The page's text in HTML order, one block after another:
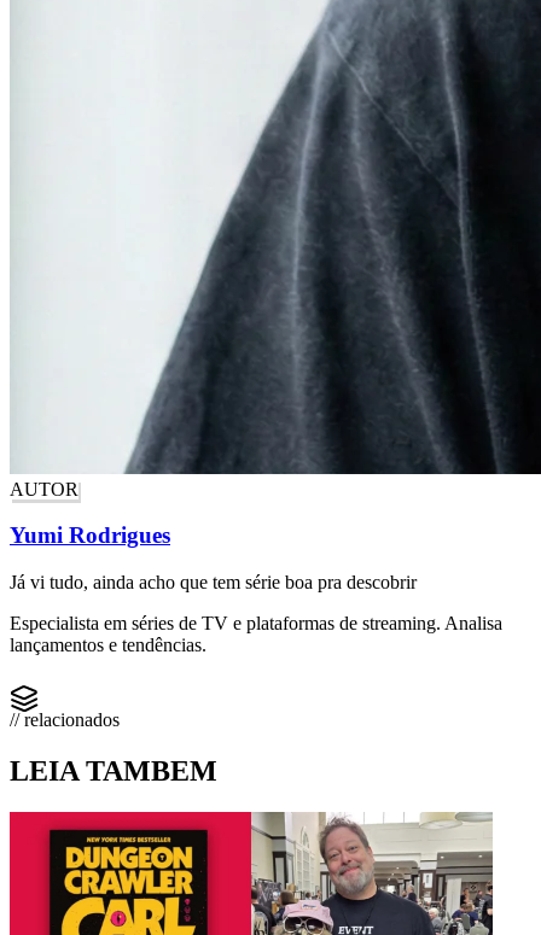
AUTOR
Yumi Rodrigues
Já vi tudo, ainda acho que tem série boa pra descobrir
Especialista em séries de TV e plataformas de streaming. Analisa
lançamentos e tendências.
// relacionados
LEIA TAMBEM